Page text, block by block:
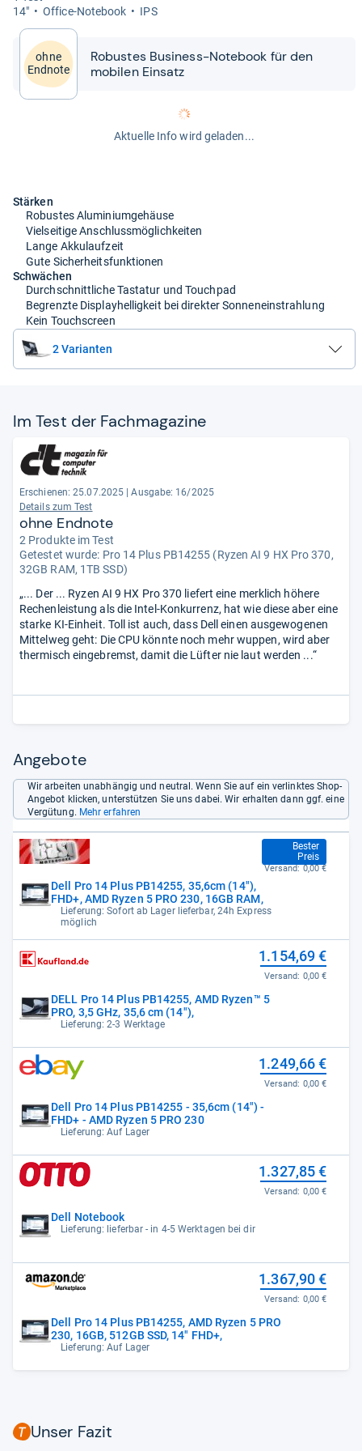
14"
Office-​Note­book IPS
ohne
Endnote
Robus­tes Busi­ness-​​Note­book für den
mobi­len Ein­satz
Aktuelle Info wird geladen...
Stärken
Robustes Aluminiumgehäuse
Vielseitige Anschlussmöglichkeiten
Lange Akkulaufzeit
Gute Sicherheitsfunktionen
Schwächen
Durchschnittliche Tastatur und Touchpad
Begrenzte Displayhelligkeit bei direkter Sonneneinstrahlung
Kein Touchscreen
2 Varianten
Im Test der Fach­ma­ga­zine
Erschienen: 25.07.2025
Ausgabe: 16/2025
Details zum Test
ohne Endnote
2 Produkte im Test
Getestet wurde: Pro 14 Plus PB14255 (Ryzen AI 9 HX Pro 370,
32GB RAM, 1TB SSD)
„... Der ... Ryzen AI 9 HX Pro 370 liefert eine merklich höhere
Rechenleistung als die Intel-Konkurrenz, hat wie diese aber eine
starke KI-Einheit. Toll ist auch, dass Dell einen ausgewogenen
Mittelweg geht: Die CPU könnte noch mehr wuppen, wird aber
thermisch eingebremst, damit die Lüfter nie laut werden ...“
Angebote
Wir arbeiten unabhängig und neutral. Wenn Sie auf ein verlinktes Shop-
Angebot klicken, unterstützen Sie uns dabei. Wir erhalten dann ggf. eine
Vergütung. Mehr erfahren
Dell Pro 14 Plus PB14255, 35,6cm (14"),
FHD+, AMD Ryzen 5 PRO 230, 16GB RAM,
Lieferung: Sofort ab Lager lieferbar, 24h Express
möglich
Bester
Preis
999,00 €
Versand: 0,00 €
DELL Pro 14 Plus PB14255, AMD Ryzen™ 5
PRO, 3,5 GHz, 35,6 cm (14"),
Lieferung: 2-3 Werktage
1.154,69 €
Versand: 0,00 €
Dell Pro 14 Plus PB14255 - 35,6cm (14") -
FHD+ - AMD Ryzen 5 PRO 230
Lieferung: Auf Lager
1.249,66 €
Versand: 0,00 €
Dell Notebook
Lieferung: lieferbar - in 4-5 Werktagen bei dir
1.327,85 €
Versand: 0,00 €
Dell Pro 14 Plus PB14255, AMD Ryzen 5 PRO
230, 16GB, 512GB SSD, 14" FHD+,
Lieferung: Auf Lager
1.367,90 €
Versand: 0,00 €
Unser Fazit